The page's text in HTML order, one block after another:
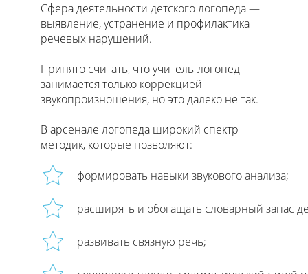
Сфера деятельности детского логопеда —
выявление, устранение и профилактика
речевых нарушений.
Принято считать, что учитель-логопед
занимается только коррекцией
звукопроизношения, но это далеко не так.
В арсенале логопеда широкий спектр
методик, которые позволяют:
формировать навыки звукового анализа;
расширять и обогащать словарный запас
развивать связную речь;